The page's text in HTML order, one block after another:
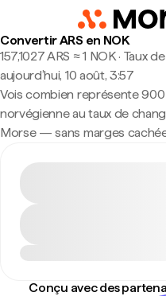
Convertir ARS en NOK
157,1027 ARS ≈ 1 NOK · Taux
aujourd’hui, 10 août, 3:57
Vois combien représente
norvégienne au taux de
Morse — sans marges
Conçu avec des